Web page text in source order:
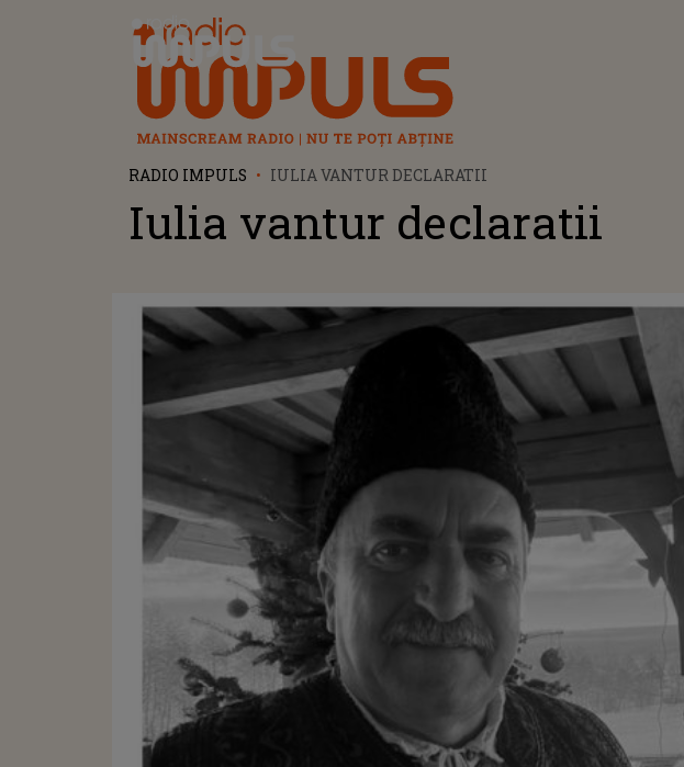
Radio Impuls
RADIO IMPULS IULIA VANTUR DECLARATII
Iulia vantur declaratii